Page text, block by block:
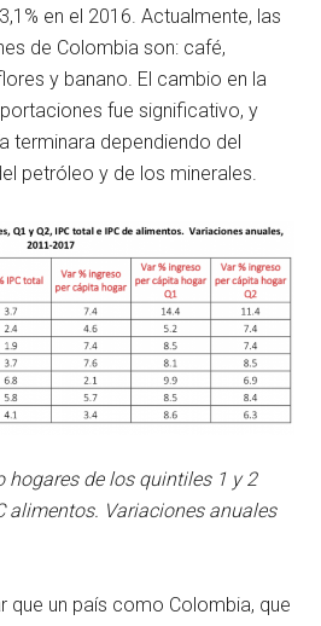
en el 2016. Actualmente, las
de Colombia son: café,
y banano. El cambio en la
fue significativo, y
terminara dependiendo del
petróleo y de los minerales.
hogares de los quintiles 1 y 2
alimentos. Variaciones anuales
que un país como Colombia, que